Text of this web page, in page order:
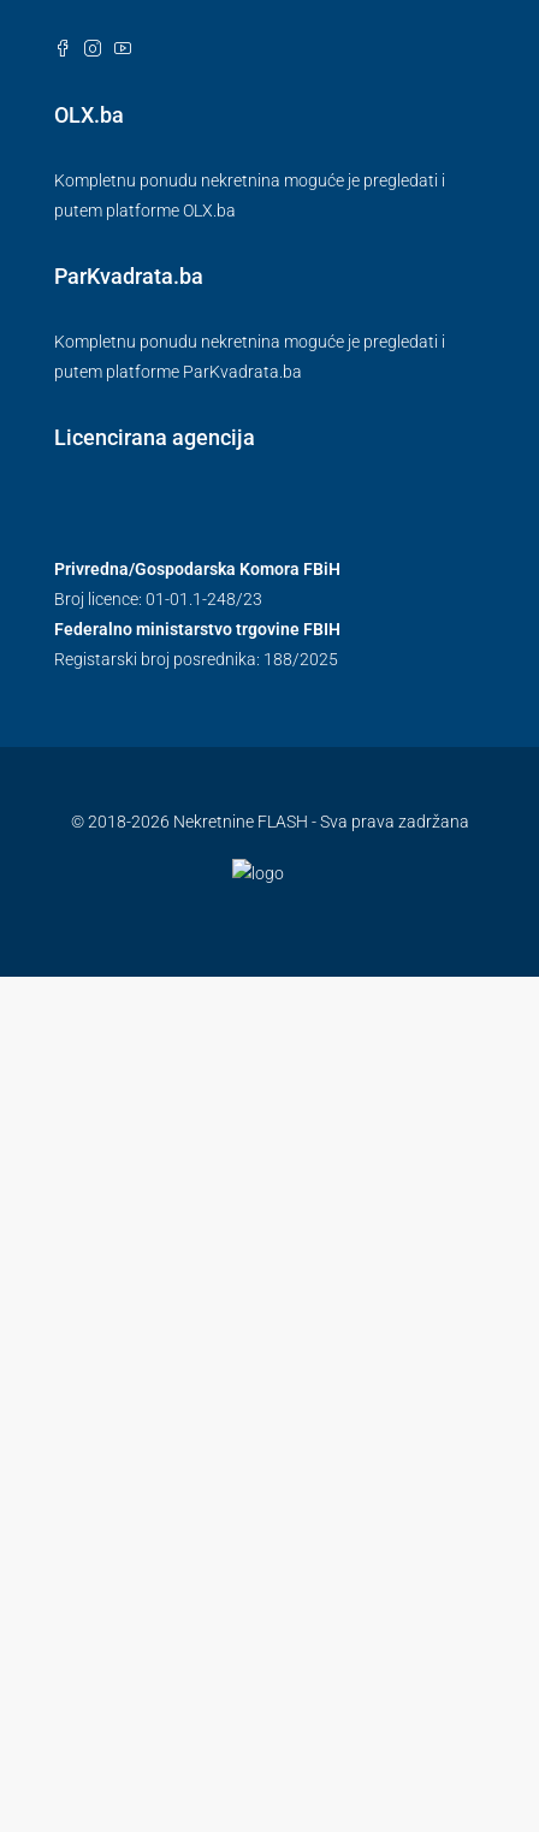
OLX.ba
Kompletnu ponudu nekretnina moguće je pregledati i
putem platforme OLX.ba
ParKvadrata.ba
Kompletnu ponudu nekretnina moguće je pregledati i
putem platforme ParKvadrata.ba
Licencirana agencija
Privredna/Gospodarska Komora FBiH
Broj licence: 01-01.1-248/23
Federalno ministarstvo trgovine FBIH
Registarski broj posrednika: 188/2025
© 2018-2026 Nekretnine FLASH - Sva prava zadržana